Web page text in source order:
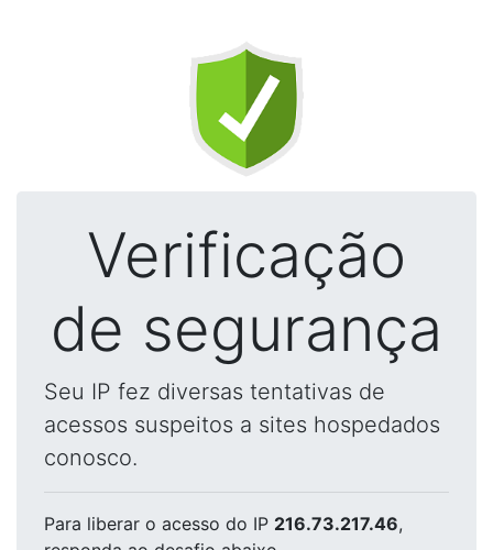
Verificação
de segurança
Seu IP fez diversas tentativas de
acessos suspeitos a sites hospedados
conosco.
Para liberar o acesso do IP 216.73.217.46,